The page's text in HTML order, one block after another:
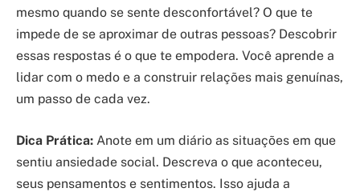
mesmo quando se sente desconfortável? O que te
impede de se aproximar de outras pessoas? Descobrir
essas respostas é o que te empodera. Você aprende a
lidar com o medo e a construir relações mais genuínas,
um passo de cada vez.
Dica Prática: Anote em um diário as situações em que
sentiu ansiedade social. Descreva o que aconteceu,
seus pensamentos e sentimentos. Isso ajuda a